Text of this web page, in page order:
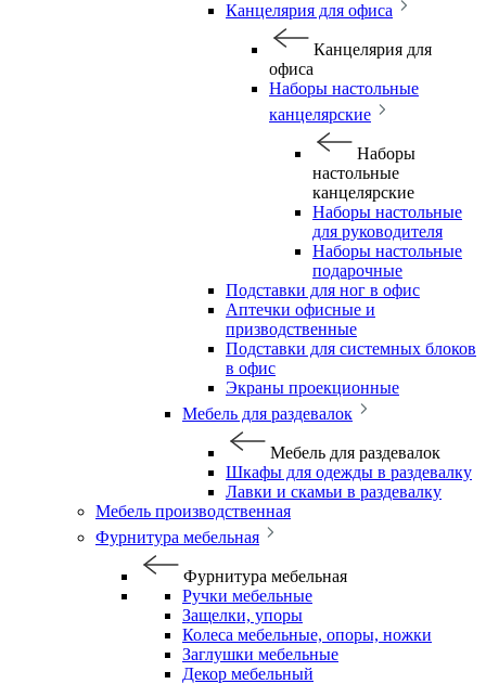
Канцелярия для офиса
Канцелярия для
офиса
Наборы настольные
канцелярские
Наборы
настольные
канцелярские
Наборы настольные
для руководителя
Наборы настольные
подарочные
Подставки для ног в офис
Аптечки офисные и
призводственные
Подставки для системных блоков
в офис
Экраны проекционные
Мебель для раздевалок
Мебель для раздевалок
Шкафы для одежды в раздевалку
Лавки и скамьи в раздевалку
Мебель производственная
Фурнитура мебельная
Фурнитура мебельная
Ручки мебельные
Защелки, упоры
Колеса мебельные, опоры, ножки
Заглушки мебельные
Декор мебельный